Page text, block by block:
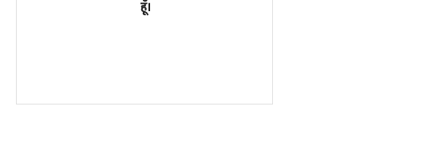
हूँ।